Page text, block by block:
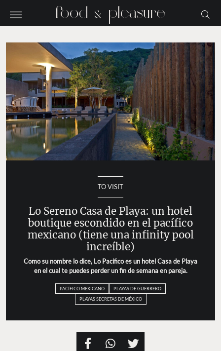
TO VISIT
Lo Sereno Casa de Playa: un hotel
boutique escondido en el pacífico
mexicano (tiene una infinity pool
increíble)
Como su nombre lo dice, Lo Pacifico es un hotel Casa de Playa
en el cual te puedes perder un fin de semana en pareja.
PACÍFICO MEXICANO
PLAYAS DE GUERRERO
PLAYAS SECRETAS DE MÉXICO